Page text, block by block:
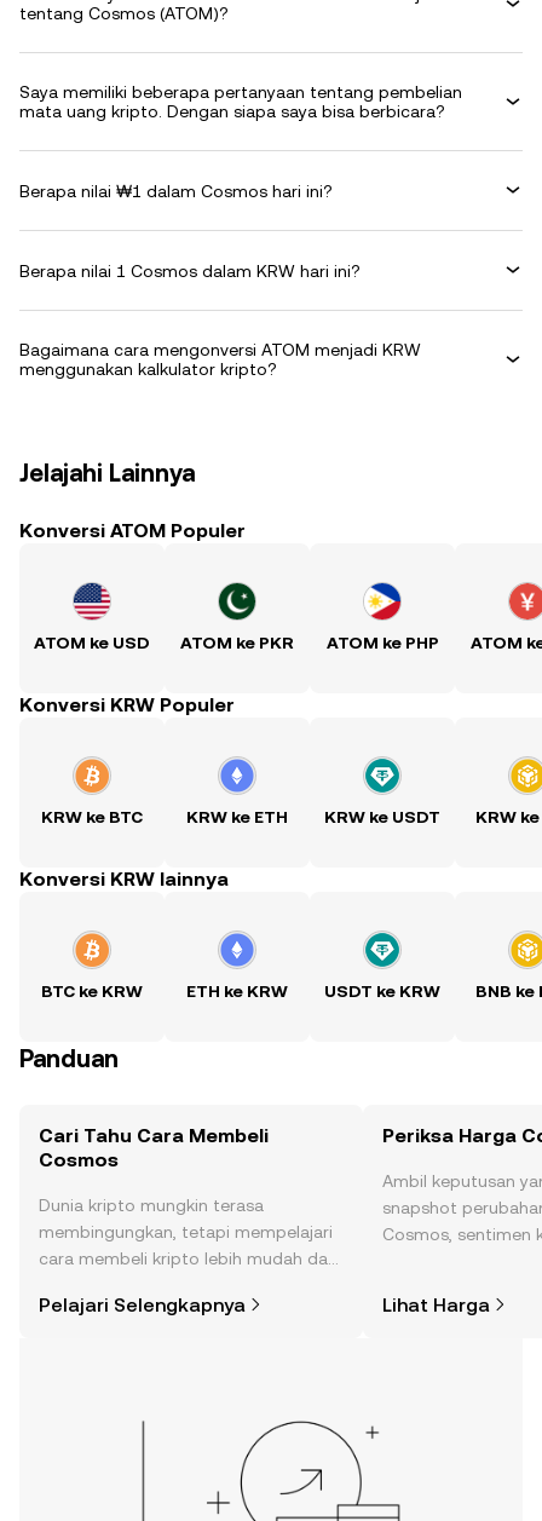
tentang Cosmos (ATOM)?
Saya memiliki beberapa pertanyaan tentang pembelian
mata uang kripto. Dengan siapa saya bisa berbicara?
Berapa nilai ₩1 dalam Cosmos hari ini?
Berapa nilai 1 Cosmos dalam KRW hari ini?
Bagaimana cara mengonversi ATOM menjadi KRW
menggunakan kalkulator kripto?
Jelajahi Lainnya
Konversi ATOM Populer
ATOM ke USD ATOM ke PKR ATOM ke PHP ATOM
Konversi KRW Populer
KRW ke BTC KRW ke ETH KRW ke USDT KRW
Konversi KRW lainnya
BTC ke KRW ETH ke KRW USDT ke KRW BNB ke
Panduan
Cari Tahu Cara Membeli
Cosmos
Dunia kripto mungkin terasa
membingungkan, tetapi mempelajari
cara membeli kripto lebih mudah dari
di aplikasi seluler OKX, atau di sini di
Pelajari Selengkapnya
Periksa Harga
Ambil keputusan
snapshot
Cosmos, sentimen
Lihat Harga